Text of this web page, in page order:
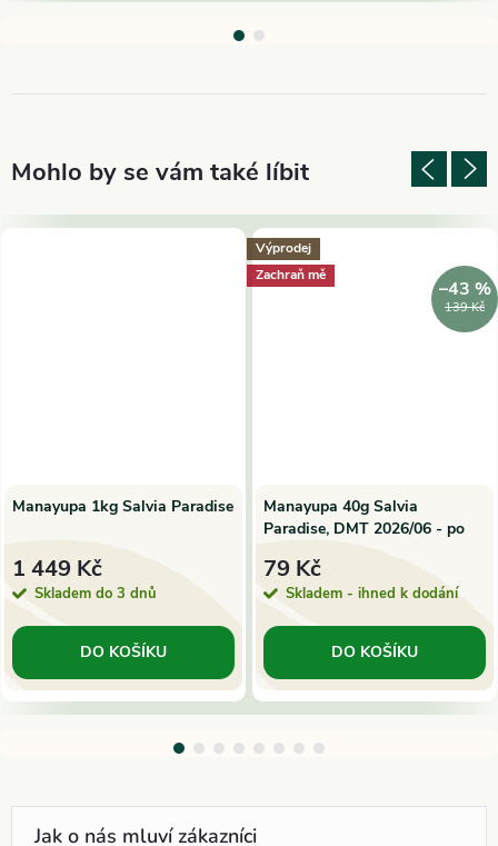
Manayupa 1kg Salvia Paradise
1 449 Kč
Skladem do 3 dnů
DO KOŠÍKU
Výprodej
Zachraň mě
139 Kč
–43 %
Manayupa 40g Salvia
Paradise, DMT 2026/06 - po
79 Kč
Skladem - ihned k dodání
DO KOŠÍKU